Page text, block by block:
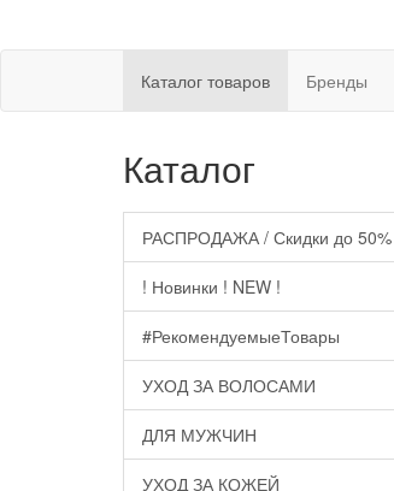
Каталог товаров Бренды
Каталог
РАСПРОДАЖА / Скидки до 50%
! Новинки ! NEW !
#РекомендуемыеТовары
УХОД ЗА ВОЛОСАМИ
ДЛЯ МУЖЧИН
УХОД ЗА КОЖЕЙ